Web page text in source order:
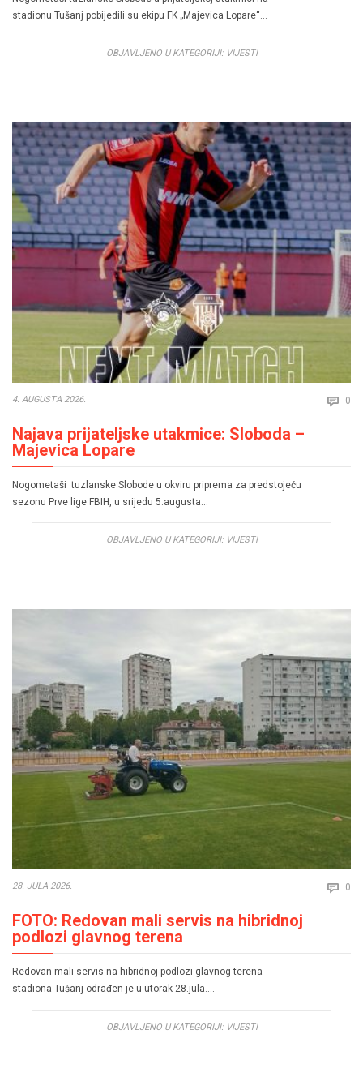
stadionu Tušanj pobijedili su ekipu FK „Majevica Lopare“…
OBJAVLJENO U KATEGORIJI: VIJESTI
4. AUGUSTA 2026.  0
Najava prijateljske utakmice: Sloboda –
Majevica Lopare
Nogometaši tuzlanske Slobode u okviru priprema za predstojeću
sezonu Prve lige FBIH, u srijedu 5.augusta…
OBJAVLJENO U KATEGORIJI: VIJESTI
28. JULA 2026.  0
FOTO: Redovan mali servis na hibridnoj
podlozi glavnog terena
Redovan mali servis na hibridnoj podlozi glavnog terena
stadiona Tušanj odrađen je u utorak 28.jula….
OBJAVLJENO U KATEGORIJI: VIJESTI